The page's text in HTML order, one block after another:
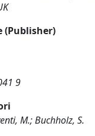
(Publisher)
9
M.; Buchholz, S.